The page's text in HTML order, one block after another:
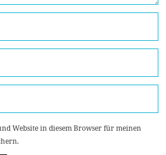
Website in diesem Browser für meinen